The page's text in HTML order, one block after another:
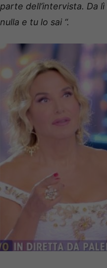
parte dell’intervista. Da
nulla e tu lo sai “.